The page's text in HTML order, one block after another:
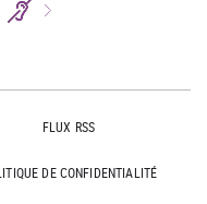
FLUX RSS
DE CONFIDENTIALITÉ